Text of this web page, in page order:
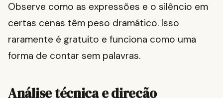
Observe como as expressões e o silêncio em
certas cenas têm peso dramático. Isso
raramente é gratuito e funciona como uma
forma de contar sem palavras.
Análise técnica e direção